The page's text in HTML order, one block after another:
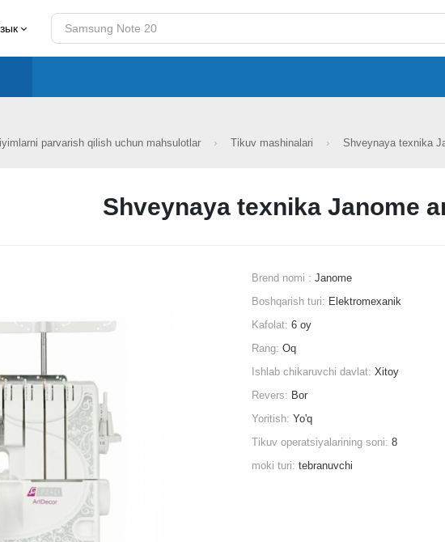
parvarish qilish uchun mahsulotlar Tikuv mashinalari Shveynaya texnika
Shveynaya texnika Janome
Brend nomi :Janome
Boshqarish turi: Elektromexanik
Kafolat:6 oy
Rang:Oq
Ishlab chikaruvchi davlat:Xitoy
Revers: Bor
Yoritish:Yo'q
Tikuv operatsiyalarining soni:8
moki turi:tebranuvchi